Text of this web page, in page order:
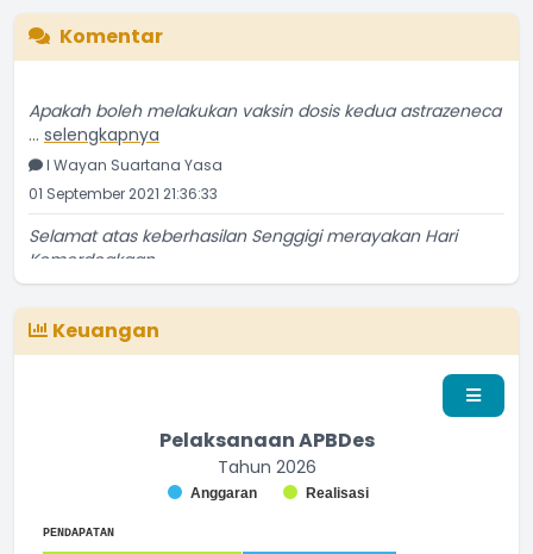
Komentar
...selengkapnya
I Wayan Suartana Yasa
01 September 2021 21:36:33
Selamat atas keberhasilan Senggigi merayakan Hari
Kemerdeakaan
13 September 2016 22:09:16
Keuangan
Pelaksanaan APBDes
Tahun 2026
The chart has 1 X axis displaying categories.
Anggaran Realisasi
PENDAPATAN